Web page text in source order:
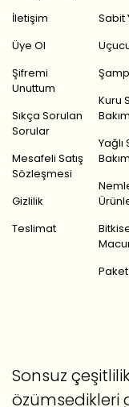
İletişim
Üye Ol
Şifremi
Unuttum
Sıkça Sorulan
Sorular
Mesafeli Satış
Sözleşmesi
Gizlilik
Teslimat
Sabit
Kuru
Yağlı
Sonsuz
özümsedikleri